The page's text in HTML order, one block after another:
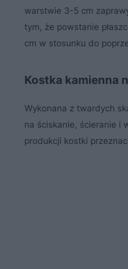
warstwie 3-5 cm
tym, że powstanie
cm w stosunku do
Kostka kamienna
Wykonana z twardych
na ściskanie, ścieranie i
produkcji kostki